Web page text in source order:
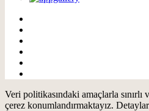
Veri politikasındaki amaçlarla
çerez konumlandırmaktayız.